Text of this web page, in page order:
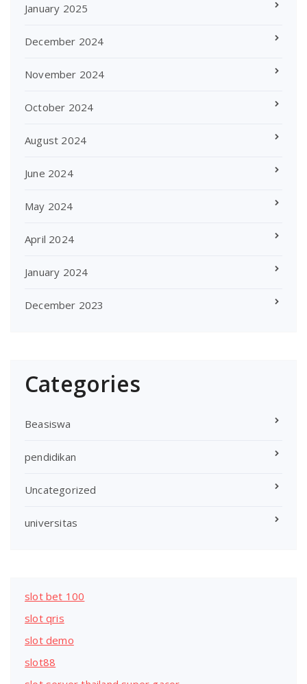
January 2025
December 2024
November 2024
October 2024
August 2024
June 2024
May 2024
April 2024
January 2024
December 2023
Categories
Beasiswa
pendidikan
Uncategorized
universitas
slot bet 100
slot qris
slot demo
slot88